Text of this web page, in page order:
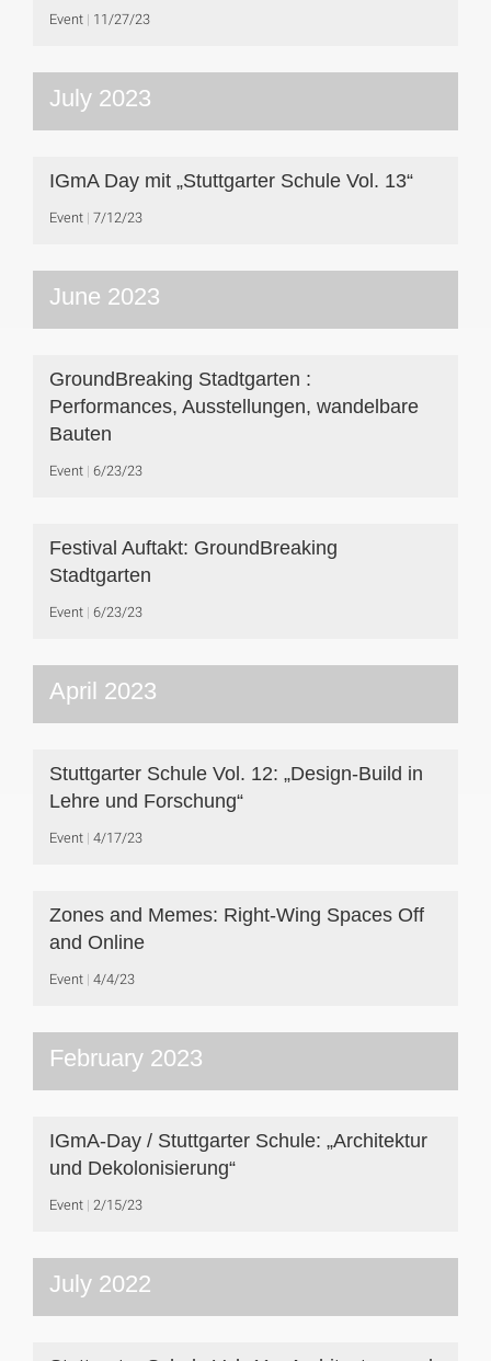
Event 11/27/23
July 2023
IGmA Day mit „Stuttgarter Schule Vol. 13“
Event 7/12/23
June 2023
GroundBreaking Stadtgarten :
Performances, Ausstellungen, wandelbare
Bauten
Event 6/23/23
Festival Auftakt: GroundBreaking
Stadtgarten
Event 6/23/23
April 2023
Stuttgarter Schule Vol. 12: „Design-Build in
Lehre und Forschung“
Event 4/17/23
Zones and Memes: Right-Wing Spaces Off
and Online
Event 4/4/23
February 2023
IGmA-Day / Stuttgarter Schule: „Architektur
und Dekolonisierung“
Event 2/15/23
July 2022